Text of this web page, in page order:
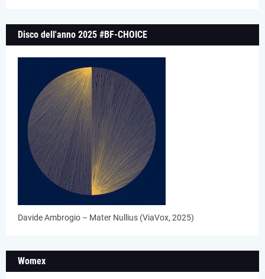
Disco dell'anno 2025 #BF-CHOICE
Davide Ambrogio – Mater Nullius (ViaVox, 2025)
Womex